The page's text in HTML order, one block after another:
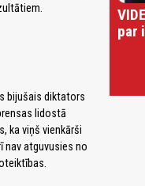
bijušais diktators
lidostā
ka viņš vienkārši
nav atguvusies no
par